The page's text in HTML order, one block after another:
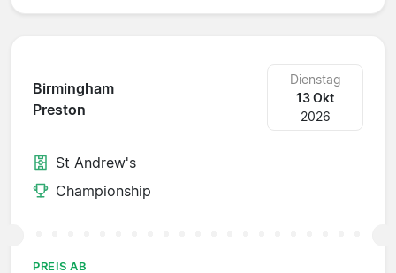
Birmingham
Preston
Dienstag
13 Okt
2026
St Andrew's
Championship
PREIS AB